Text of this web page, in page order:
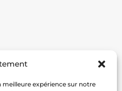
meilleure expérience sur notre
terrain de